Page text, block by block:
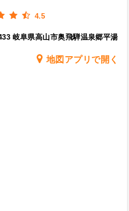
4.5
岐阜県高山市奥飛騨温泉郷平湯
地図アプリで開く